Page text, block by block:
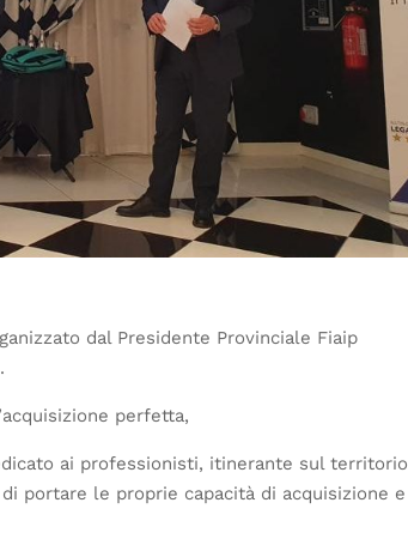
dal Presidente Provinciale Fiaip
perfetta,
ai professionisti, itinerante sul territorio
portare le proprie capacità di acquisizione e